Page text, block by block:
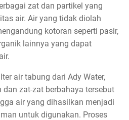
zat dan partikel yang
air. Air yang tidak diolah
kotoran seperti pasir,
lainnya yang dapat
air tabung dari Ady Water,
zat-zat berbahaya tersebut
air yang dihasilkan menjadi
untuk digunakan. Proses